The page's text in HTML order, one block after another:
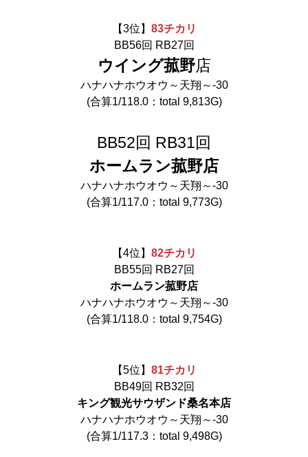
【3位】 83チカリ
BB56回 RB27回
ウイング菰野店
ハナハナホウオウ～天翔～‐30
(合算1/118.0：total 9,813G)
BB52回 RB31回
ホームラン菰野店
ハナハナホウオウ～天翔～‐30
(合算1/117.0：total 9,773G)
【4位】 82チカリ
BB55回 RB27回
ホームラン菰野店
ハナハナホウオウ～天翔～‐30
(合算1/118.0：total 9,754G)
【5位】 81チカリ
BB49回 RB32回
キング観光サウザンド桑名本店
ハナハナホウオウ～天翔～‐30
(合算1/117.3：total 9,498G)